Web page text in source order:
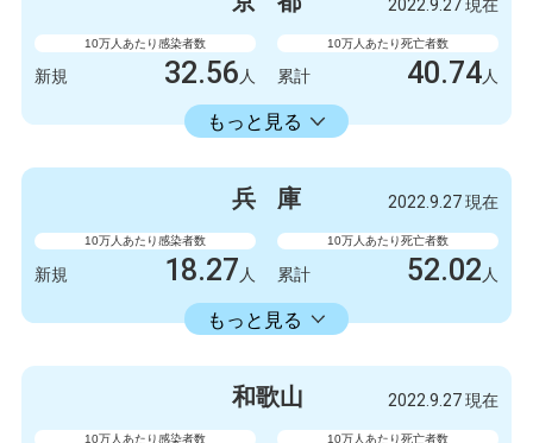
3154675 5798
2022.9.27 現在
10万人あたり感染者数
新規 32.56 人
10万人あたり死亡者数
累計 40.74人
もっと見る
18413.86人
840人 新規
475063 1051
兵 庫 2022.9.27 現在
10万人あたり感染者数
新規 18.27 人
10万人あたり死亡者数
累計 52.02 人
もっと見る
18353.34人
999人 新規
1003778 2845
和歌山 2022.9.27 現在
10万人あたり感染者数 10万人あたり死亡者数